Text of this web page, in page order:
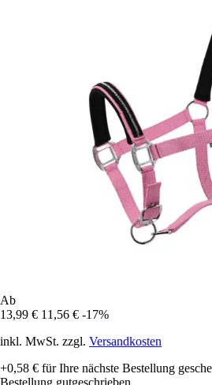
Ab
13,99 € 11,56 € -17%
inkl. MwSt. zzgl. Versandkosten
+0,58 € für Ihre nächste Bestellung
Bestellung gutgeschrieben